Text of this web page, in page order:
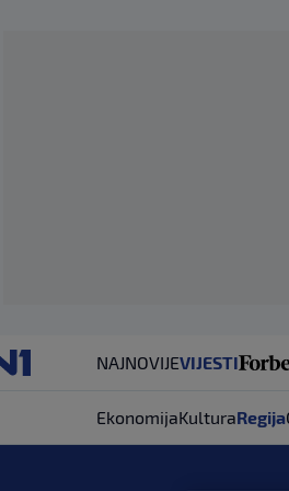
NAJNOVIJEVIJESTI
EkonomijaKulturaRegija